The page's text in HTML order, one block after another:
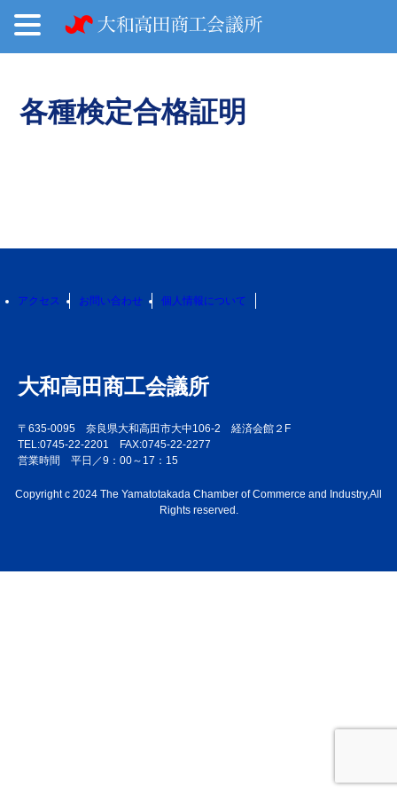
各種検定合格証明
アクセス お問い合わせ 個人情報について
大和高田商工会議所
〒635-0095 奈良県大和高田市大中106-2 経済会館２F
TEL:0745-22-2201 FAX:0745-22-2277
営業時間 平日／9：00～17：15
Copyright c 2024 The Yamatotakada Chamber of Commerce and Industry,All
Rights reserved.